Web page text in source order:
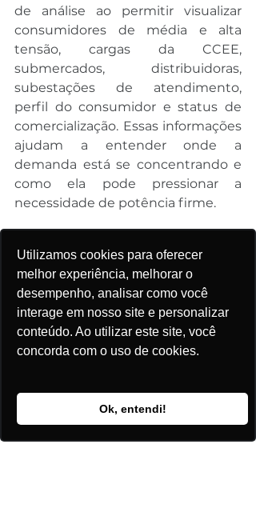
Utilizamos cookies para oferecer
melhor experiência, melhorar o
desempenho, analisar como você
interage em nosso site e personalizar
conteúdo. Ao utilizar este site, você
concorda com o uso de cookies.
Ok, entendi!
de análise ao permitir visualizar
consumidores de média e alta
tensão, cargas da CCEE,
submercados, distribuidoras,
subestações de atendimento,
perfil do consumidor e status de
comercialização. Essas informações
ajudam a entender onde a
demanda está se concentrando e
como ela pode pressionar a
necessidade de potência firme.
Captura de Tela do Mapa da Plataforma
A eventual antecipação das usinas
vencedoras do LRCAP deve ser